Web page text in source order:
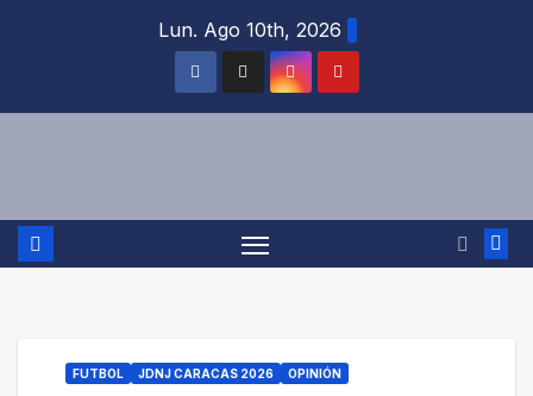
Lun. Ago 10th, 2026
FUTBOL JDNJ CARACAS 2026 OPINIÓN